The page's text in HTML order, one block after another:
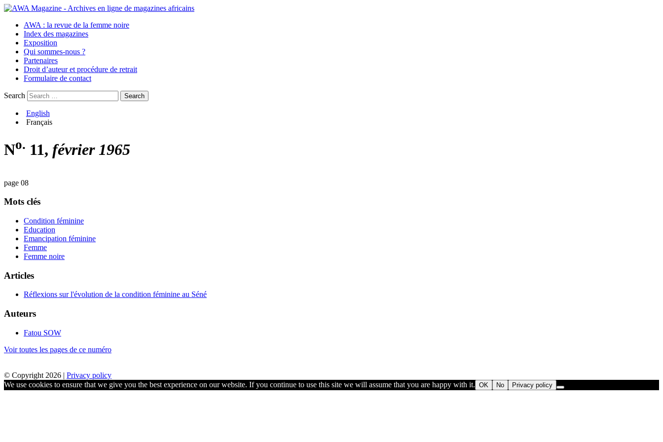
AWA : la revue de la femme noire
Index des magazines
Exposition
Qui sommes-nous ?
Partenaires
Droit d’auteur et procédure de retrait
Formulaire de contact
Search
English
Français
No. 11, février 1965
page 08
Mots clés
Condition féminine
Education
Emancipation féminine
Femme
Femme noire
Articles
Réflexions sur l'évolution de la condition féminine au Séné
Auteurs
Fatou SOW
Voir toutes les pages de ce numéro
© Copyright 2026 | Privacy policy
We use cookies to ensure that we give you the best experience on our website. If you continue to use this site we will assume that you are happy with it. OK No Privacy policy